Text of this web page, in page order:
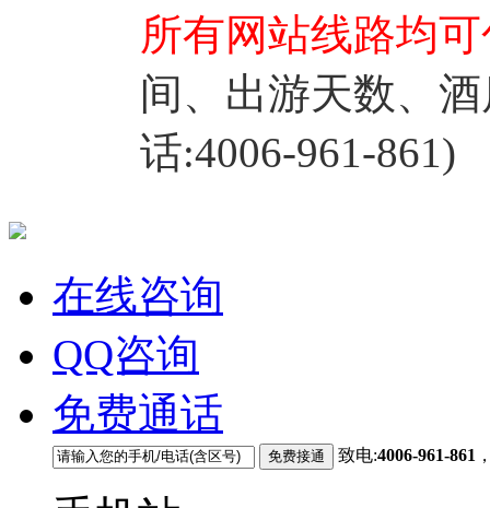
所有网站线路均
间、出游天数、
话:4006-961-861)
在线咨询
QQ咨询
免费通话
致电:4006-961-861